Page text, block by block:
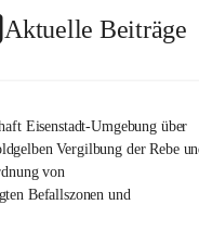
Aktuelle Beiträge
Eisenstadt-Umgebung über
Vergilbung der Rebe
von
Befallszonen und